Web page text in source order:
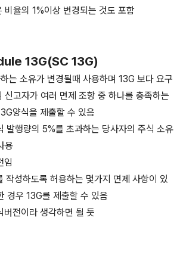
비율의 1%이상 변경되는 것도 포함
13G(SC 13G)
는 소유가 변경될때 사용하며 13G 보다 요구
신고자가 여러 면제 조항 중 하나를 충족하는
양식을 제출할 수 있음
발행량의 5%를 초과하는 당사자의 주식 소유
용
임
작성하도록 허용하는 몇가지 면제 사항이 있
경우 13G를 제출할 수 있음
전이라 생각하면 될 듯